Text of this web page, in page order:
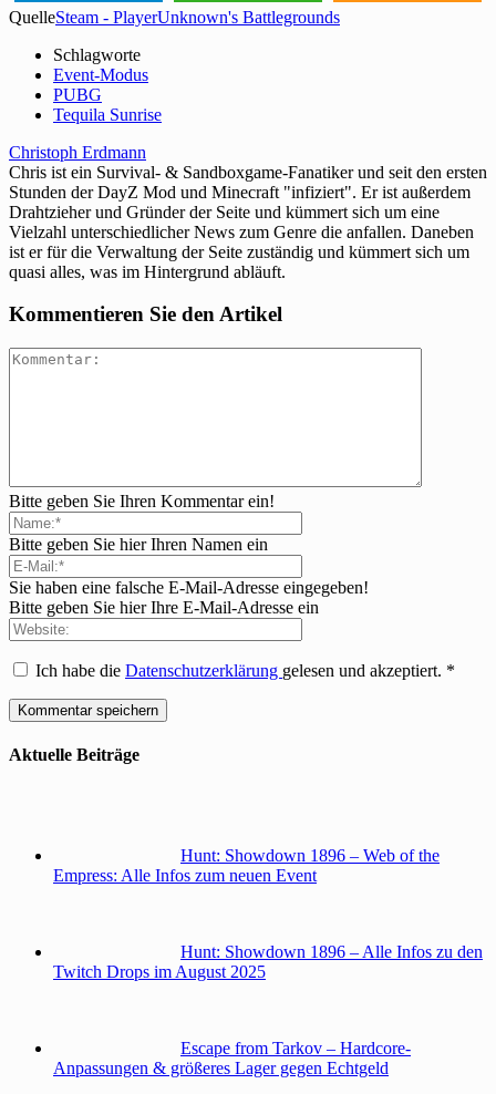
QuelleSteam - PlayerUnknown's Battlegrounds
Schlagworte
Event-Modus
PUBG
Tequila Sunrise
Christoph Erdmann
Chris ist ein Survival- & Sandboxgame-Fanatiker und seit den ersten
Stunden der DayZ Mod und Minecraft "infiziert". Er ist außerdem
Drahtzieher und Gründer der Seite und kümmert sich um eine
Vielzahl unterschiedlicher News zum Genre die anfallen. Daneben
ist er für die Verwaltung der Seite zuständig und kümmert sich um
quasi alles, was im Hintergrund abläuft.
Kommentieren Sie den Artikel
Bitte geben Sie Ihren Kommentar ein!
Bitte geben Sie hier Ihren Namen ein
Sie haben eine falsche E-Mail-Adresse eingegeben!
Bitte geben Sie hier Ihre E-Mail-Adresse ein
Ich habe die Datenschutzerklärung gelesen und akzeptiert. *
Aktuelle Beiträge
Hunt: Showdown 1896 – Web of the
Empress: Alle Infos zum neuen Event
Hunt: Showdown 1896 – Alle Infos zu den
Twitch Drops im August 2025
Escape from Tarkov – Hardcore-
Anpassungen & größeres Lager gegen Echtgeld